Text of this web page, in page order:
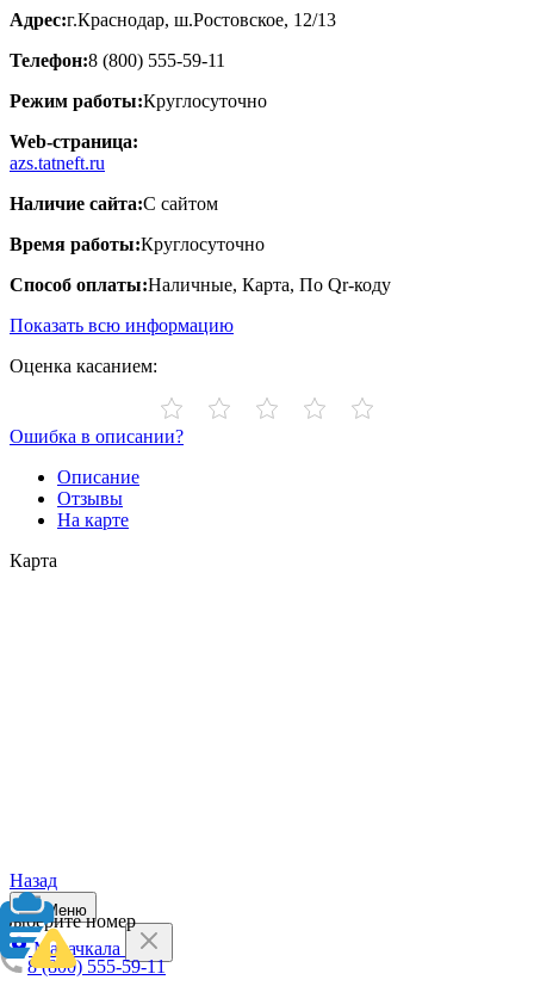
Адрес:г.Краснодар, ш.Ростовское, 12/13
Телефон:8 (800) 555-59-11
Режим работы:Круглосуточно
Web-страница:
azs.tatneft.ru
Наличие сайта:С сайтом
Время работы:Круглосуточно
Способ оплаты:Наличные, Карта, По Qr-коду
Показать всю информацию
Оценка касанием:
Ошибка в описании?
Описание
Отзывы
На карте
Карта
Назад
Выберите номер
8 (800) 555-59-11
Меню
Махачкала